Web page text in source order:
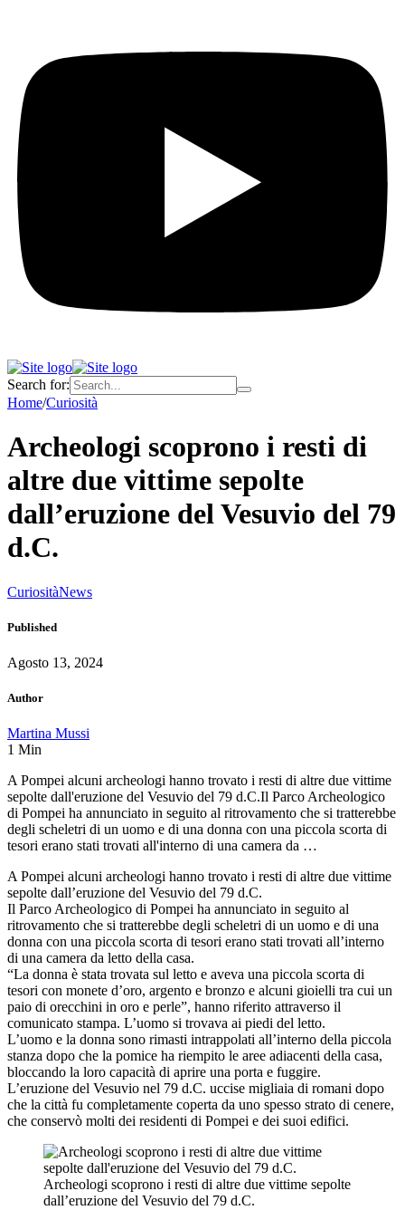
Search for:
Home/Curiosità
Archeologi scoprono i resti di
altre due vittime sepolte
dall’eruzione del Vesuvio del 79
d.C.
CuriositàNews
Published
Agosto 13, 2024
Author
Martina Mussi
1 Min
A Pompei alcuni archeologi hanno trovato i resti di altre due vittime
sepolte dall'eruzione del Vesuvio del 79 d.C.Il Parco Archeologico
di Pompei ha annunciato in seguito al ritrovamento che si tratterebbe
degli scheletri di un uomo e di una donna con una piccola scorta di
tesori erano stati trovati all'interno di una camera da …
A Pompei alcuni archeologi hanno trovato i resti di altre due vittime
sepolte dall’eruzione del Vesuvio del 79 d.C.
Il Parco Archeologico di Pompei ha annunciato in seguito al
ritrovamento che si tratterebbe degli scheletri di un uomo e di una
donna con una piccola scorta di tesori erano stati trovati all’interno
di una camera da letto della casa.
“La donna è stata trovata sul letto e aveva una piccola scorta di
tesori con monete d’oro, argento e bronzo e alcuni gioielli tra cui un
paio di orecchini in oro e perle”, hanno riferito attraverso il
comunicato stampa. L’uomo si trovava ai piedi del letto.
L’uomo e la donna sono rimasti intrappolati all’interno della piccola
stanza dopo che la pomice ha riempito le aree adiacenti della casa,
bloccando la loro capacità di aprire una porta e fuggire.
L’eruzione del Vesuvio nel 79 d.C. uccise migliaia di romani dopo
che la città fu completamente coperta da uno spesso strato di cenere,
che conservò molti dei residenti di Pompei e dei suoi edifici.
Archeologi scoprono i resti di altre due vittime sepolte
dall’eruzione del Vesuvio del 79 d.C.